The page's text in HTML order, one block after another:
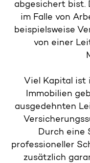
abgesichert bist.
im Falle von
beispielsweise
von einer
Viel Kapital ist
Immobilien
ausgedehnten
Durch eine
professioneller
zusätzlich